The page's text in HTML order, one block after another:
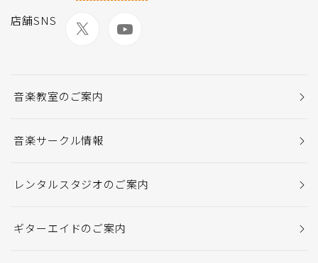
店舗SNS
音楽教室のご案内
音楽サークル情報
レンタルスタジオのご案内
ギターエイドのご案内